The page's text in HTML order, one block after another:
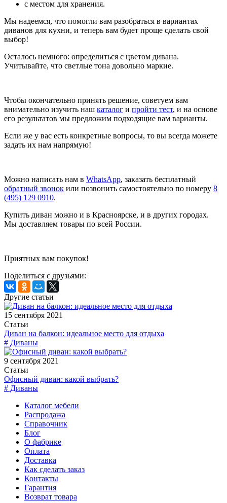
с местом для хранения.
Мы надеемся, что помогли вам разобраться в вариантах
диванов для кухни, и теперь вам будет проще сделать свой
выбор!
Осталось немного: определиться с цветом дивана.
Учитывайте, что светлые тона довольно маркие.
Чтобы окончательно принять решение, советуем вам
внимательно изучить наш каталог и пройти тест, и на основе
его результатов мы предложим подходящие вам варианты.
Если же у вас есть конкретные вопросы, то вы всегда можете
задать их нам напрямую!
Можно написать нам в WhatsApp, заказать бесплатный
обратный звонок или позвонить самостоятельно по номеру 8
(495) 129 0910.
Купить диван можно и в Красноярске, и в других городах.
Мы доставляем товары по всей России.
Приятных вам покупок!
Поделиться с друзьями:
Другие статьи
15 сентября 2021
Статьи
Диван на балкон: идеальное место для отдыха
# Диваны
9 сентября 2021
Статьи
Офисный диван: какой выбрать?
# Диваны
Каталог мебели
Распродажа
Справочник
Блог
О фабрике
Оплата
Доставка
Как сделать заказ
Контакты
Гарантия
Возврат товара